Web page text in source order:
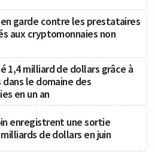
en garde contre les prestataires
aux cryptomonnaies non
1,4 milliard de dollars grâce à
le domaine des
en un an
enregistrent une sortie
de dollars en juin